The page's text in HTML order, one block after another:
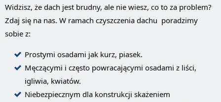
Widzisz, że dach jest brudny, ale nie wiesz, co to za problem?
Zdaj się na nas. W ramach czyszczenia dachu poradzimy
sobie z:
Prostymi osadami jak kurz, piasek.
Męczącymi i często powracającymi osadami z liści,
igliwia, kwiatów.
Niebezpiecznym dla konstrukcji skażeniem